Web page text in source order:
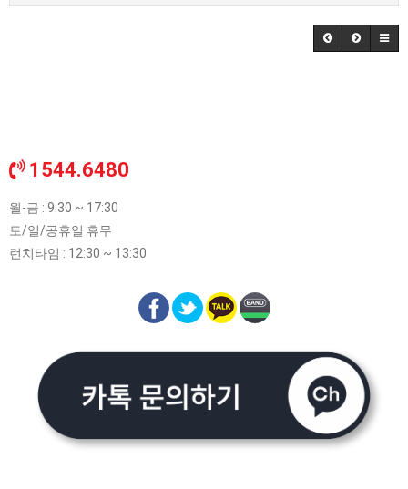
1544.6480
월-금 : 9:30 ~ 17:30
토/일/공휴일 휴무
런치타임 : 12:30 ~ 13:30